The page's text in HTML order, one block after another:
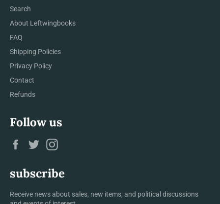
Search
About Leftwingbooks
FAQ
Shipping Policies
Privacy Policy
Contact
Refunds
Follow us
Facebook
Twitter
subscribe
Receive news about sales, new items, and political discussions